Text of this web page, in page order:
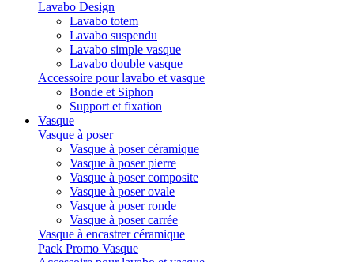
Lavabo Design
Lavabo totem
Lavabo suspendu
Lavabo simple vasque
Lavabo double vasque
Accessoire pour lavabo et vasque
Bonde et Siphon
Support et fixation
Vasque
Vasque à poser
Vasque à poser céramique
Vasque à poser pierre
Vasque à poser composite
Vasque à poser ovale
Vasque à poser ronde
Vasque à poser carrée
Vasque à encastrer céramique
Pack Promo Vasque